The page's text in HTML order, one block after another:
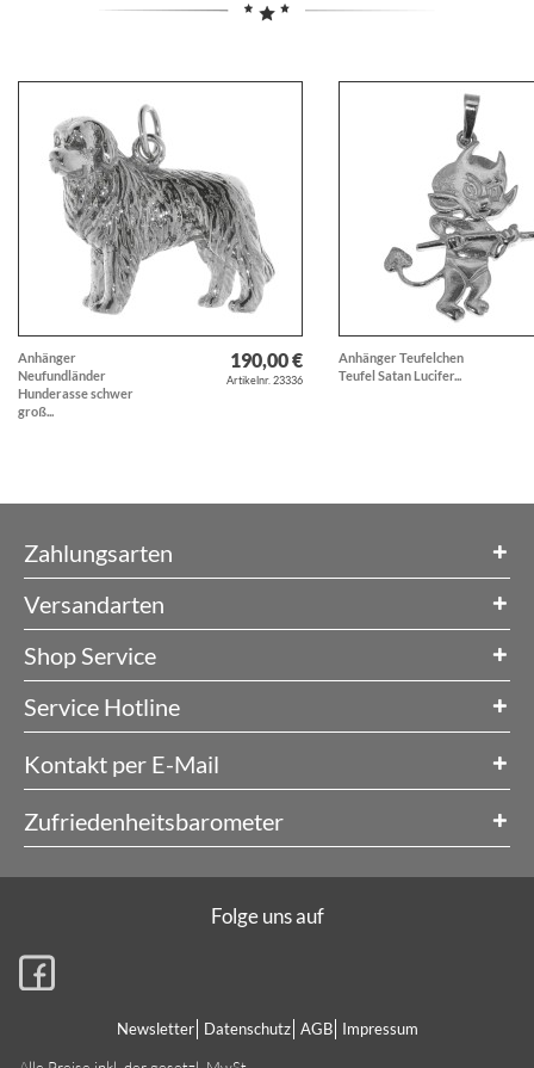
Anhänger
Neufundländer
Hunderasse schwer
groß...
190,00 €
Artikelnr. 23336
Anhänger Teufelchen
Teufel Satan Lucifer...
Zahlungsarten
Versandarten
Shop Service
Service Hotline
Kontakt per E-Mail
Zufriedenheitsbarometer
Newsletter Datenschutz AGB Impressum
Folge uns auf